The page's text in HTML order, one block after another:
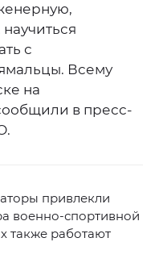
с
Всему
на
в пресс-
привлекли
военно-спортивной
также работают